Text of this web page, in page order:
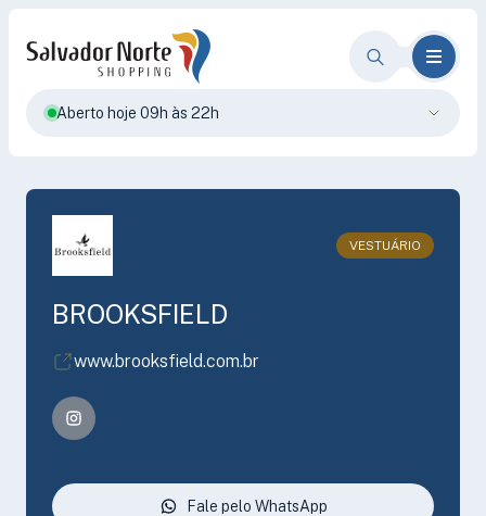
Aberto hoje 09h às 22h
VESTUÁRIO
BROOKSFIELD
www.brooksfield.com.br
Fale pelo WhatsApp